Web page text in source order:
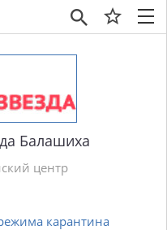
×
Балашиха
центр
карантина